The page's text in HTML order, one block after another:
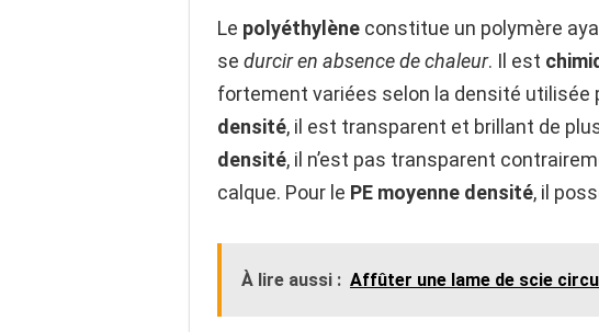
Le polyéthylène constitue un polymère
se durcir en absence de chaleur. Il est
fortement variées selon la densité utilisée
densité, il est transparent et brillant de
densité, il n’est pas transparent
calque. Pour le PE moyenne densité, il
À lire aussi : Affûter une lame de scie